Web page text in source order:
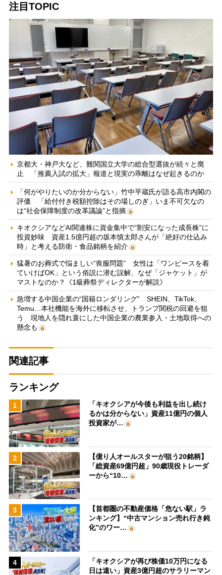
注目TOPIC
京都大・神戸大など、難関国立大学の総合型選抜が続々と廃
止 「推薦入試の拡大」報道と現実の乖離はなぜ起きるのか
「何がやりたいのか分からない」竹中平蔵氏が語る高市内閣の
評価 「給付付き税額控除はその場しのぎ」いま不可欠なの
は“社会保障制度の改革議論”と指摘
キオクシアなどAI関連株に資金集中で“割安になった成長株”に
投資妙味 資産1.5億円超の坂本慎太郎さんが「絶好の仕込み
時」と考える防衛・食品銘柄を紹介
猛暑のお葬式で悩ましい“喪服問題” 女性は「ワンピースを着
ていけばOK」という俗説に潜む誤解、なぜ「ジャケット」が
マストなのか？《1級葬祭ディレクターが解説》
急増する中国企業の“国籍ロンダリング” SHEIN、TikTok、
Temu…本社機能を海外に移転させ、トランプ関税の回避を狙
う 現地人を隠れ蓑にした中国企業の農業参入・土地取得への
懸念も
関連記事
ランキング
1
「キオクシアが今後も利益を出し続け
るかは分からない」資産11億円の個人
投資家が…
2
【億り人オールスターが狙う20銘柄】
「総資産69億円超」90歳現役トレーダ
ーから“10…
3
【首都圏の不動産価格「危ない駅」ラ
ンキング】“中古マンション売れ行き鈍
化”のワー…
4
「キオクシアが再び株価10万円になる
日は遠い」資産3億円超のサラリーマン